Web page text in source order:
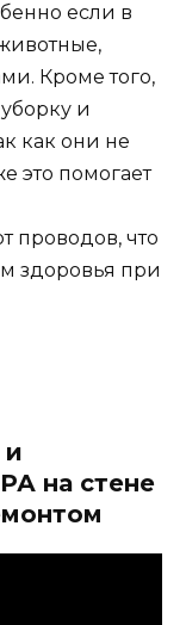
если в
Кроме того,
и
как они не
это помогает
проводов, что
здоровья при
на стене